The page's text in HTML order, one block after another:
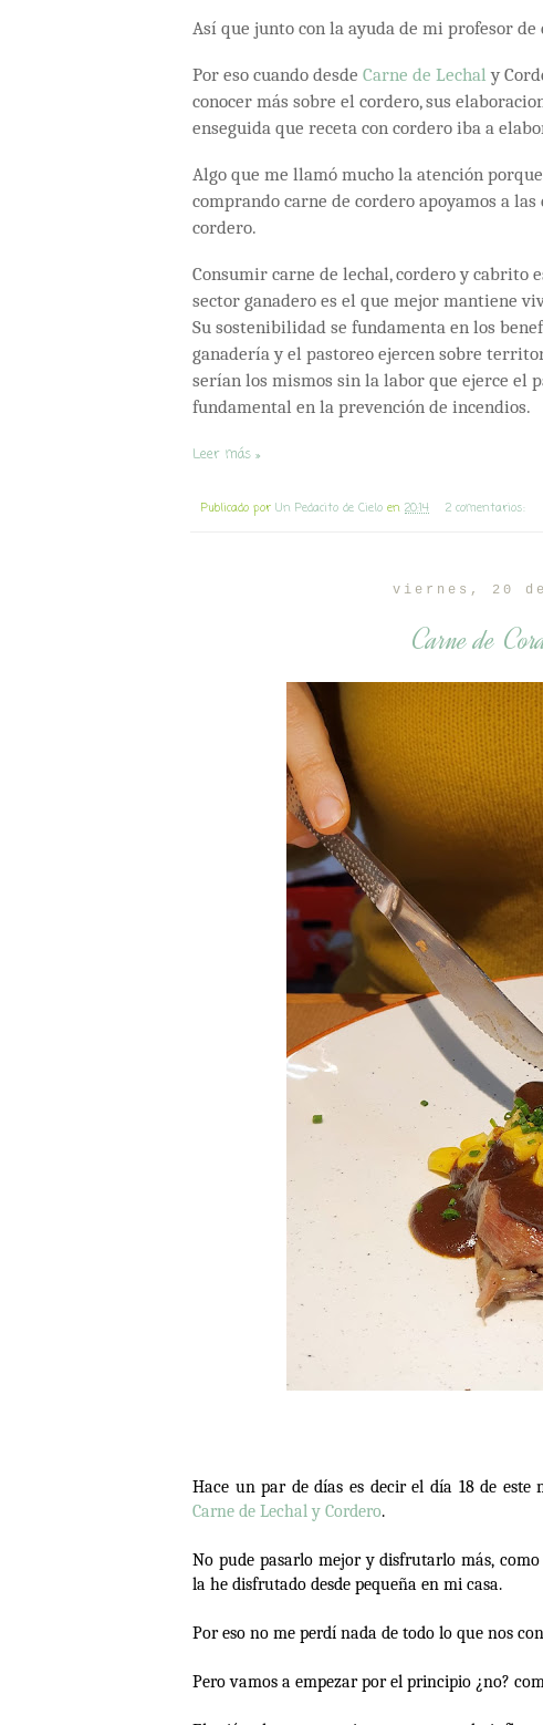
Así que junto con la ayuda de mi profesor de
Por eso cuando desde Carne de Lechaly
conocer más sobre el cordero, sus
enseguida que receta con cordero iba a
Algo que me llamó mucho la atención
comprando carne de cordero apoyamos a
cordero.
Consumir carne de lechal, cordero y cabrito
sector ganadero es el que mejor mantiene
Su sostenibilidad se fundamenta en los
ganadería y el pastoreo ejercen sobre
serían los mismos sin la labor que ejerce el
fundamental en la prevención de incendios.
Leer más »
Publicado por Un Pedacito de Cielo en 20:14 2 comentarios:
viernes, 20
Carne de
Hace un par de días es decir el día 18 de
Carne de Lechal y Cordero.
No pude pasarlo mejor y disfrutarlo más,
la he disfrutado desde pequeña en mi casa.
Por eso no me perdí nada de todo lo que nos
Pero vamos a empezar por el principio ¿no?